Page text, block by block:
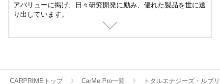
アバリューに掲げ、日々研究開発に励み、優れた製品を世に送
り出しています。
モータースポーツには50年以上にも及び先進テクノロジーでサ
ブランドとして、エルフの製品は世界中のお客様から信頼され
ています。
CARPRIMEトップ CarMe Pro一覧 トタルエナジーズ・ルブ